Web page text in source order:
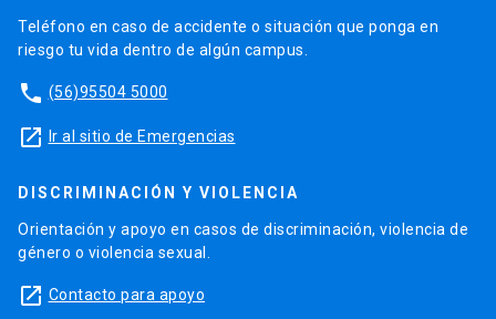
Teléfono en caso de accidente o situación que ponga en
riesgo tu vida dentro de algún campus.
phone (56)95504 5000
launch Ir al sitio de Emergencias
DISCRIMINACIÓN Y VIOLENCIA
Orientación y apoyo en casos de discriminación, violencia de
género o violencia sexual.
launch Contacto para apoyo